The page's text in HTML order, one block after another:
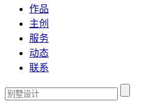
作品
主创
服务
动态
联系